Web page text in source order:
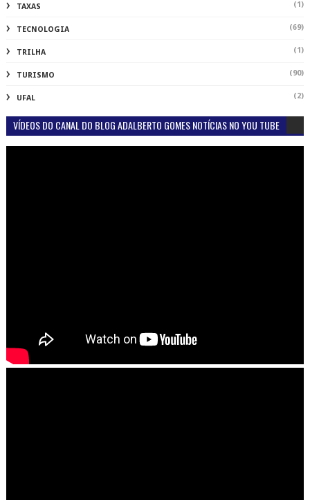
TAXAS (1)
TECNOLOGIA (69)
TRILHA (1)
TURISMO (90)
UFAL (2)
VÍDEOS DO CANAL DO BLOG ADALBERTO GOMES NOTÍCIAS NO YOU TUBE